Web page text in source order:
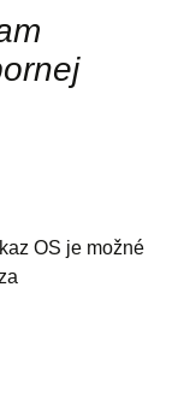
OS je možné